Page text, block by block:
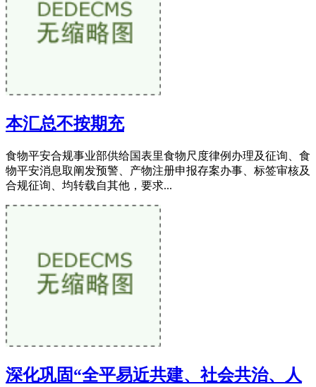
本汇总不按期充
食物平安合规事业部供给国表里食物尺度律例办理及征询、食
物平安消息取阐发预警、产物注册申报存案办事、标签审核及
合规征询、均转载自其他，要求...
深化巩固“全平易近共建、社会共治、人